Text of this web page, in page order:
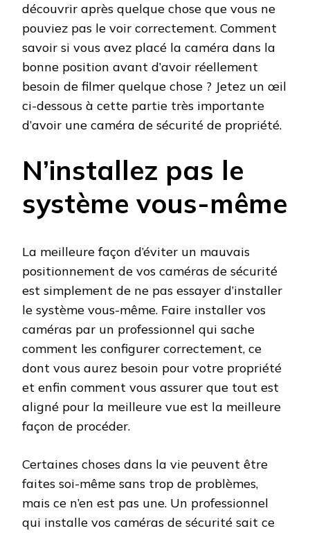
découvrir après quelque chose que vous ne
pouviez pas le voir correctement. Comment
savoir si vous avez placé la caméra dans la
bonne position avant d’avoir réellement
besoin de filmer quelque chose ? Jetez un œil
ci-dessous à cette partie très importante
d’avoir une caméra de sécurité de propriété.
N’installez pas le
système vous-même
La meilleure façon d’éviter un mauvais
positionnement de vos caméras de sécurité
est simplement de ne pas essayer d’installer
le système vous-même. Faire installer vos
caméras par un professionnel qui sache
comment les configurer correctement, ce
dont vous aurez besoin pour votre propriété
et enfin comment vous assurer que tout est
aligné pour la meilleure vue est la meilleure
façon de procéder.
Certaines choses dans la vie peuvent être
faites soi-même sans trop de problèmes,
mais ce n’en est pas une. Un professionnel
qui installe vos caméras de sécurité sait ce